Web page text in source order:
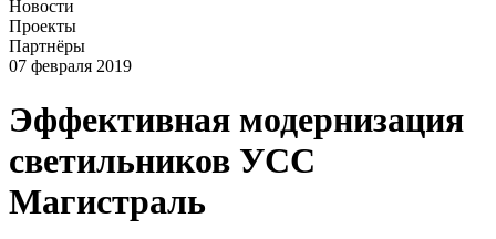
Новости
Проекты
Партнёры
07 февраля 2019
Эффективная модернизация
светильников УСС
Магистраль